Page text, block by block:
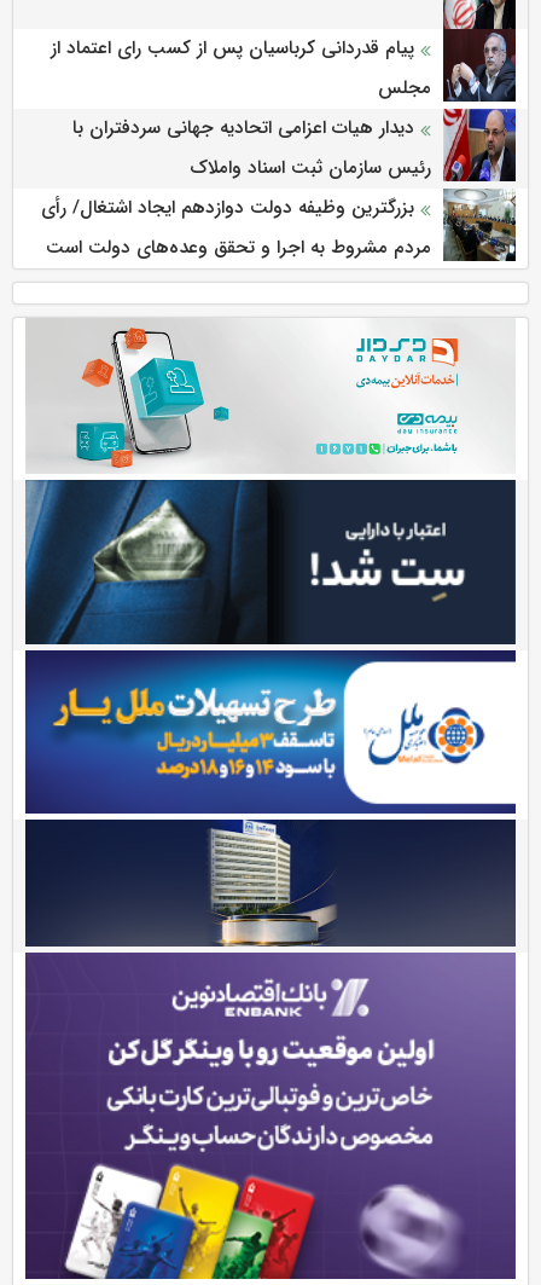
پیام قدردانی کرباسیان پس از کسب رای اعتماد از
مجلس
دیدار هیات اعزامی اتحادیه جهانی سردفتران با
رئیس سازمان ثبت اسناد واملاک
بزرگترین وظیفه دولت دوازدهم ایجاد اشتغال/ رأی
مردم مشروط به اجرا و تحقق وعده‌های دولت است